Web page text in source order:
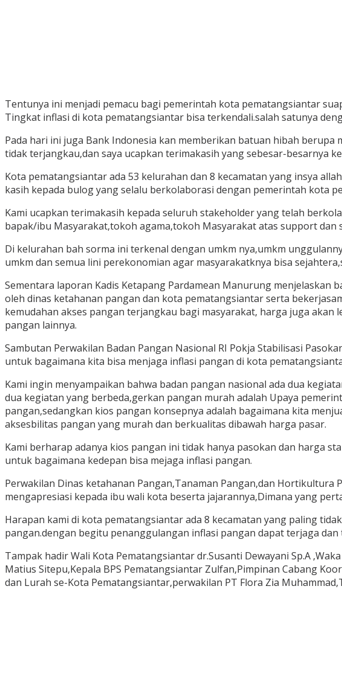
Tentunya ini menjadi pemacu bagi pemerintah kota pematangsiantar
Tingkat inflasi di kota pematangsiantar bisa terkendali.salah satunya
Pada hari ini juga Bank Indonesia kan memberikan batuan hibah
tidak terjangkau,dan saya ucapkan terimakasih yang sebesar-besarnya
Kota pematangsiantar ada 53 kelurahan dan 8 kecamatan yang insya
kasih kepada bulog yang selalu berkolaborasi dengan pemerintah kota
Kami ucapkan terimakasih kepada seluruh stakeholder yang telah
bapak/ibu Masyarakat,tokoh agama,tokoh Masyarakat atas support
Di kelurahan bah sorma ini terkenal dengan umkm nya,umkm
umkm dan semua lini perekonomian agar masyarakatknya bisa
Sementara laporan Kadis Ketapang Pardamean Manurung
oleh dinas ketahanan pangan dan kota pematangsiantar serta
kemudahan akses pangan terjangkau bagi masyarakat, harga juga
pangan lainnya.
Sambutan Perwakilan Badan Pangan Nasional RI Pokja Stabilisasi
untuk bagaimana kita bisa menjaga inflasi pangan di kota
Kami ingin menyampaikan bahwa badan pangan nasional ada dua
dua kegiatan yang berbeda,gerkan pangan murah adalah Upaya
pangan,sedangkan kios pangan konsepnya adalah bagaimana kita
aksesbilitas pangan yang murah dan berkualitas dibawah harga pasar.
Kami berharap adanya kios pangan ini tidak hanya pasokan dan harga
untuk bagaimana kedepan bisa mejaga inflasi pangan.
Perwakilan Dinas ketahanan Pangan,Tanaman Pangan,dan
mengapresiasi kepada ibu wali kota beserta jajarannya,Dimana yang
Harapan kami di kota pematangsiantar ada 8 kecamatan yang paling
pangan.dengan begitu penanggulangan inflasi pangan dapat terjaga dan
Tampak hadir Wali Kota Pematangsiantar dr.Susanti Dewayani Sp.A
Matius Sitepu,Kepala BPS Pematangsiantar Zulfan,Pimpinan Cabang
dan Lurah se-Kota Pematangsiantar,perwakilan PT Flora Zia